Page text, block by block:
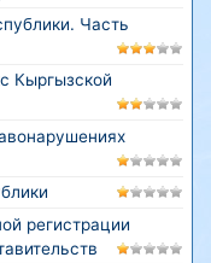
Часть
Кыргызской
регистрации